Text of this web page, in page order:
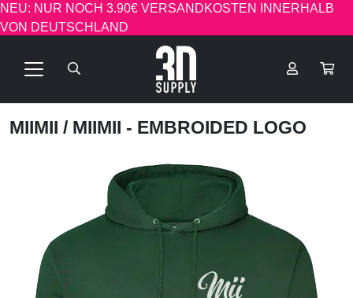
NEU: NUR NOCH 3.90€ VERSANDKOSTEN INNERHALB
VON DEUTSCHLAND
MIIMII / MIIMII - EMBROIDED LOGO